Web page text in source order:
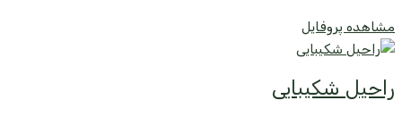
مشاهده پروفایل
راحیل شکیبایی